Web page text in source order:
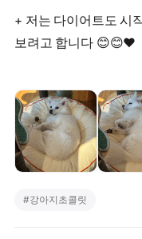
+ 저는 다이어트도 시
보려고 합니다 😊😊❤
#강아지초콜릿